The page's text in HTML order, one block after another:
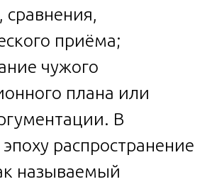
приёма;
чужого
плана или
В
распространение
называемый